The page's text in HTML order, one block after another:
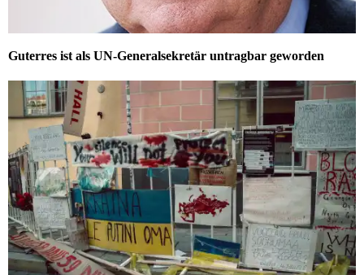
Guterres ist als UN-Generalsekretär untragbar geworden